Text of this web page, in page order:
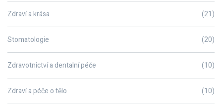
Zdraví a krása (21)
Stomatologie (20)
Zdravotnictví a dentalní péče (10)
Zdraví a péče o tělo (10)